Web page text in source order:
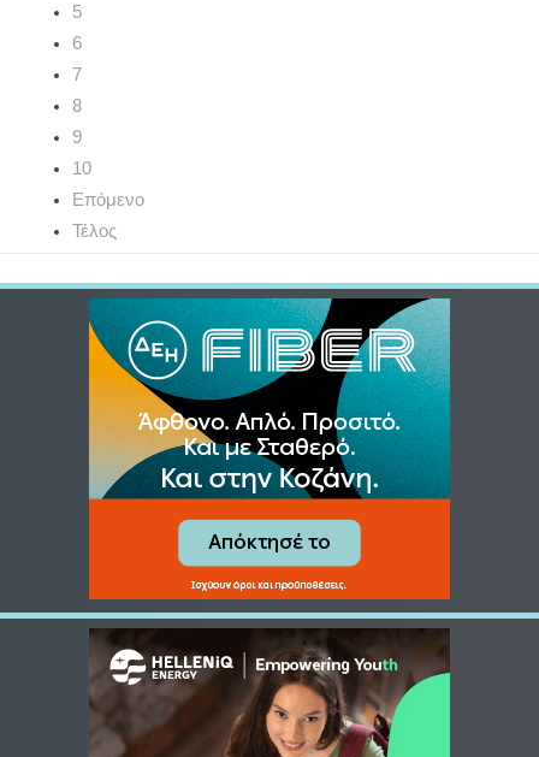
5
6
7
8
9
10
Επόμενο
Τέλος